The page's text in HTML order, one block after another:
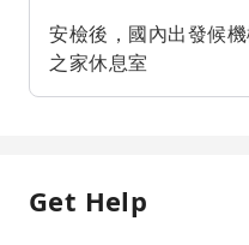
安檢後，國內出發候
之家休息室
Get Help